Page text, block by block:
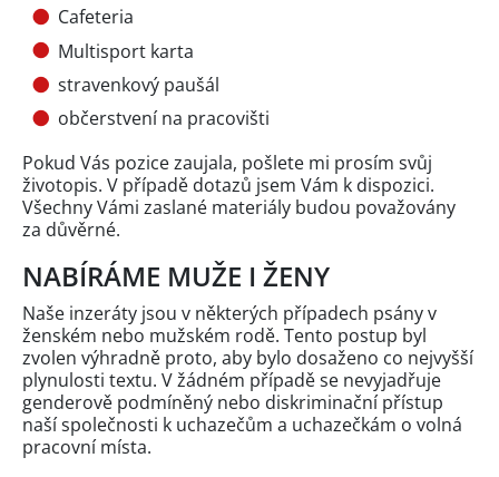
Cafeteria
Multisport karta
stravenkový paušál
občerstvení na pracovišti
Pokud Vás pozice zaujala, pošlete mi prosím svůj
životopis. V případě dotazů jsem Vám k dispozici.
Všechny Vámi zaslané materiály budou považovány
za důvěrné.
NABÍRÁME MUŽE I ŽENY
Naše inzeráty jsou v některých případech psány v
ženském nebo mužském rodě. Tento postup byl
zvolen výhradně proto, aby bylo dosaženo co nejvyšší
plynulosti textu. V žádném případě se nevyjadřuje
genderově podmíněný nebo diskriminační přístup
naší společnosti k uchazečům a uchazečkám o volná
pracovní místa.